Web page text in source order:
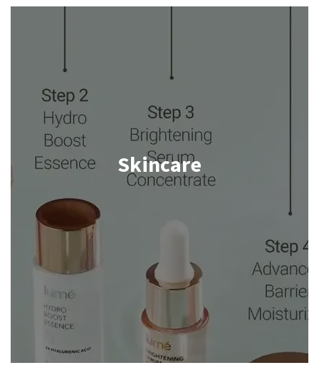
Skincare